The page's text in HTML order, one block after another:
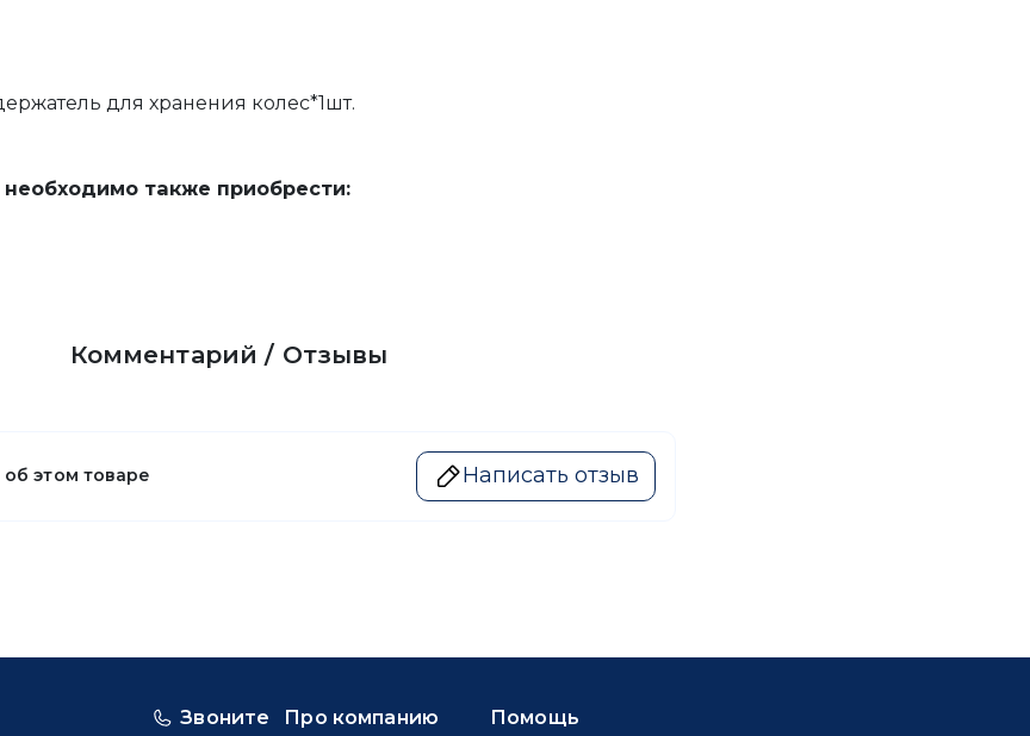
для хранения колес*1шт.
также приобрести:
Комментарий / Отзывы
этом товаре Написать отзыв
Звоните Про компанию Помощь